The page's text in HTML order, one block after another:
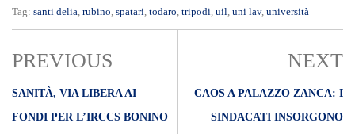
Tag: santi delia, rubino, spatari, todaro, tripodi, uil, uni lav, università
PREVIOUS
SANITÀ, VIA LIBERA AI
FONDI PER L’IRCCS BONINO
NEXT
CAOS A PALAZZO ZANCA: I
SINDACATI INSORGONO